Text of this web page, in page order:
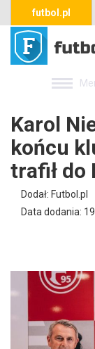
futbol.pl
Karol
końcu
trafił do
Dodał: Futbol.pl
Data dodania: